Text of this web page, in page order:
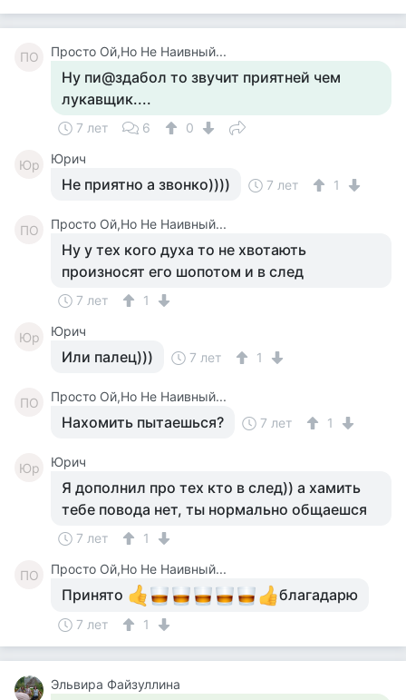
ПО Просто Ой,Но Не Наивный...
Ну пи@здабол то звучит приятней чем
лукавщик....
7 лет 6 0
Юр Юрич
Не приятно а звонко)))) 7 лет 1
ПО Просто Ой,Но Не Наивный...
Ну у тех кого духа то не хвотають
произносят его шопотом и в след
7 лет 1
Юр Юрич
Или палец))) 7 лет 1
ПО Просто Ой,Но Не Наивный...
Нахомить пытаешься? 7 лет 1
Юр Юрич
Я дополнил про тех кто в след)) а хамить
тебе повода нет, ты нормально общаешся
7 лет 1
ПО Просто Ой,Но Не Наивный...
Принято благадарю
7 лет 1
Эльвира Файзуллина